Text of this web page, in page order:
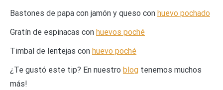
Bastones de papa con jamón y queso con huevo pochado
Gratín de espinacas con huevos poché
Timbal de lentejas con huevo poché
¿Te gustó este tip? En nuestro blog tenemos muchos
más!